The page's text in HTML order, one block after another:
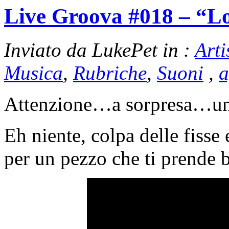
Live Groova #018 –
Inviato da LukePet in :
Musica, Rubriche, Suoni ,
Attenzione…a
Eh niente, colpa delle fisse
per un pezzo che ti prende